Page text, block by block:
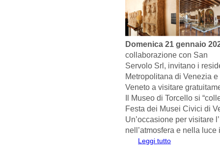
Domenica 21 gennaio
collaborazione con San
Servolo Srl, invitano i
Metropolitana di Venezia
Veneto a visitare
Il Museo di Torcello si
Festa dei Musei Civici di
Un’occasione per visitare
nell’atmosfera e nella
Leggi tutto